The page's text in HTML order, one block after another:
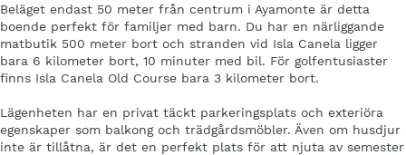
Beläget endast 50 meter från centrum i Ayamonte är detta
boende perfekt för familjer med barn. Du har en närliggande
matbutik 500 meter bort och stranden vid Isla Canela ligger
bara 6 kilometer bort, 10 minuter med bil. För golfentusiaster
finns Isla Canela Old Course bara 3 kilometer bort.
Lägenheten har en privat täckt parkeringsplats och exteriöra
egenskaper som balkong och trädgårdsmöbler. Även om husdjur
inte är tillåtna, är det en perfekt plats för att njuta av semester